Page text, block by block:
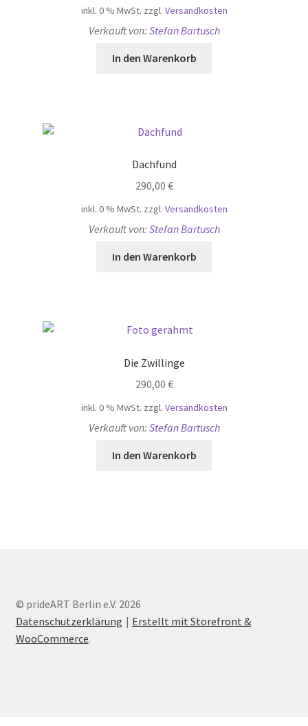
inkl. 0 % MwSt. zzgl. Versandkosten
Verkauft von: Stefan Bartusch
In den Warenkorb
Dachfund
290,00 €
inkl. 0 % MwSt. zzgl. Versandkosten
Verkauft von: Stefan Bartusch
In den Warenkorb
Die Zwillinge
290,00 €
inkl. 0 % MwSt. zzgl. Versandkosten
Verkauft von: Stefan Bartusch
In den Warenkorb
© prideART Berlin e.V. 2026
Datenschutzerklärung
Erstellt mit Storefront &
WooCommerce.